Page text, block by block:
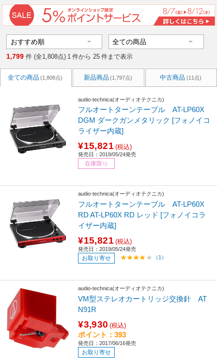
1,799 件 (全1,808点) 1 件から 25 件まで表示
全ての商品 (1,808点) 新品商品 (1,797点) 中古商品 (11点)
audio-technica(オーディオテクニカ)
フルオートターンテーブル AT-LP60X
DGM ダークガンメタリック [フォノイコ
ライザー内蔵]
¥15,821 (税込)
発売日：2019/05/24発売
在庫限り
audio-technica(オーディオテクニカ)
フルオートターンテーブル AT-LP60X
RD AT-LP60X RD レッド [フォノイコラ
イザー内蔵]
¥15,821 (税込)
発売日：2019/05/24発売
お取り寄せ （1）
audio-technica(オーディオテクニカ)
VM型ステレオカートリッジ交換針 AT
N91R
¥3,930 (税込)
ポイント：393
発売日：2017/06/16発売
お取り寄せ